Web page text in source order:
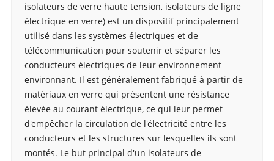
isolateurs de verre haute tension, isolateurs de ligne
électrique en verre) est un dispositif principalement
utilisé dans les systèmes électriques et de
télécommunication pour soutenir et séparer les
conducteurs électriques de leur environnement
environnant. Il est généralement fabriqué à partir de
matériaux en verre qui présentent une résistance
élevée au courant électrique, ce qui leur permet
d'empêcher la circulation de l'électricité entre les
conducteurs et les structures sur lesquelles ils sont
montés. Le but principal d'un isolateurs de